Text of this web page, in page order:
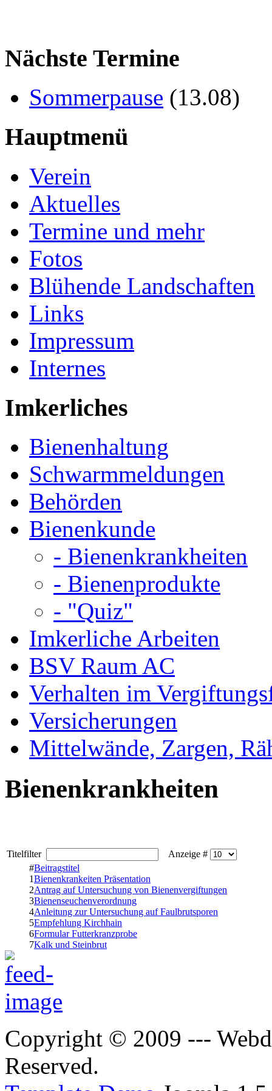
Nächste Termine
Sommerpause (13.08)
Hauptmenü
Verein
Aktuelles
Termine und mehr
Fotos
Blühende Landschaften
Links
Impressum
Internes
Imkerliches
Bienenhaltung
Schwarmmeldungen
Behörden
Bienenkunde
- Bienenkrankheiten
- Bienenprodukte
- "Quiz"
Imkerliche Arbeiten
BSV Raum AC
Verhalten im
Versicherungen
Mittelwände, Zargen,
Bienenkrankheiten
Titelfilter
Anzeige #
#Beitragstitel
1Bienenkrankeiten Präsentation
2Antrag auf Untersuchung von Bienenvergiftungen
3Bienenseuchenverordnung
4Anleitung zur Untersuchung auf Faulbrutsporen
5Empfehlung Kirchhain
6Formular Futterkranzprobe
7Kalk und Steinbrut
Copyright © 2009 ---
Reserved.